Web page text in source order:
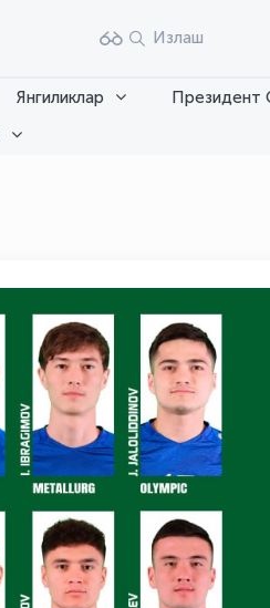
Излаш
Янгиликлар
Президент